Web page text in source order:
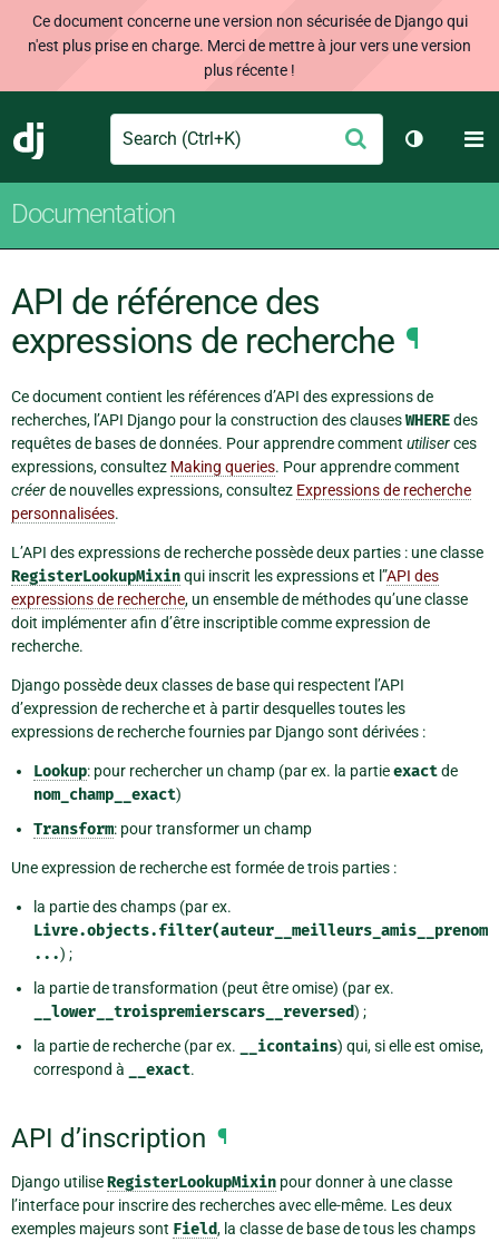
Ce document concerne une version non sécurisée de Django qui
n'est plus prise en charge. Merci de mettre à jour vers une version
plus récente !
Django
Search Envoyer
Changer
Documentation
API de référence des
expressions de recherche ¶
Ce document contient les références d’API des expressions de
recherches, l’API Django pour la construction des clausesWHEREdes
requêtes de bases de données. Pour apprendre comment utiliserces
expressions, consultez Making queries. Pour apprendre comment
créerde nouvelles expressions, consultez Expressions de recherche
personnalisées.
L’API des expressions de recherche possède deux parties : une classe
RegisterLookupMixinqui inscrit les expressions et l”API des
expressions de recherche, un ensemble de méthodes qu’une classe
doit implémenter afin d’être inscriptible comme expression de
recherche.
Django possède deux classes de base qui respectent l’API
d’expression de recherche et à partir desquelles toutes les
expressions de recherche fournies par Django sont dérivées :
Lookup: pour rechercher un champ (par ex. la partieexactde
nom_champ__exact)
Transform: pour transformer un champ
Une expression de recherche est formée de trois parties :
la partie des champs (par ex.
Livre.objects.filter(auteur__meilleurs_amis__prenom
...) ;
la partie de transformation (peut être omise) (par ex.
__lower__troispremierscars__reversed) ;
la partie de recherche (par ex.
__icontains) qui, si elle est omise,
correspond à
__exact.
API d’inscription ¶
Django utiliseRegisterLookupMixin pour donner à une classe
l’interface pour inscrire des recherches avec elle-même. Les deux
exemples majeurs sont Field, la classe de base de tous les champs